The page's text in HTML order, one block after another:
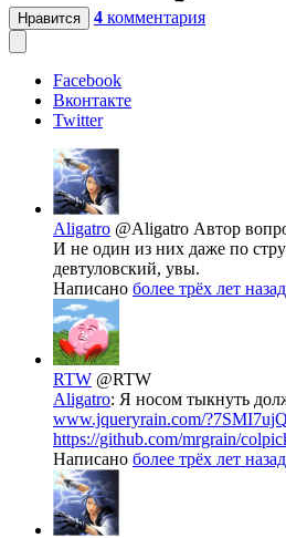
Нравится 4 комментария
Facebook
Вконтакте
Twitter
Aligatro @Aligatro Автор
И не один из них даже по
девтуловский, увы.
Написано более трёх лет назад
RTW @RTW
Aligatro: Я носом тыкнуть
www.jqueryrain.com/?7SMI7ujQ
https://github.com/mrgrain/
Написано более трёх лет назад